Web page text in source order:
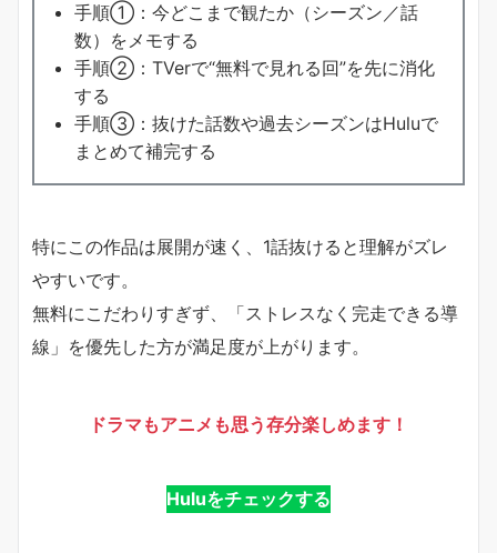
手順①：今どこまで観たか（シーズン／話
数）をメモする
手順②：TVerで“無料で見れる回”を先に消化
する
手順③：抜けた話数や過去シーズンはHuluで
まとめて補完する
特にこの作品は展開が速く、1話抜けると理解がズレ
やすいです。
無料にこだわりすぎず、「ストレスなく完走できる導
線」を優先した方が満足度が上がります。
ドラマもアニメも思う存分楽しめます！
Huluをチェックする